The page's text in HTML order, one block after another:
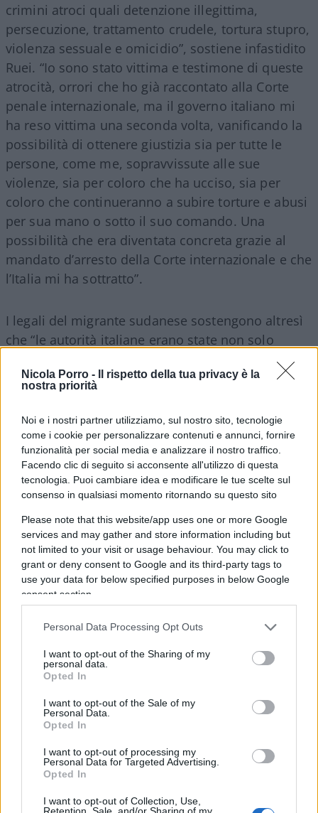
Nicola Porro -
Il rispetto della tua privacy è la
nostra priorità
Noi e i nostri partner utilizziamo, sul nostro sito, tecnologie
come i cookie per personalizzare contenuti e annunci, fornire
funzionalità per social media e analizzare il nostro traffico.
Facendo clic di seguito si acconsente all'utilizzo di questa
tecnologia. Puoi cambiare idea e modificare le tue scelte sul
consenso in qualsiasi momento ritornando su questo sito
Please note that this website/app uses one or more Google
services and may gather and store information including but
not limited to your visit or usage behaviour. You may click to
grant or deny consent to Google and its third-party tags to
use your data for below specified purposes in below Google
consent section.
Personal Data Processing Opt Outs
I want to opt-out of the Sharing of my
personal data.
Opted In
I want to opt-out of the Sale of my
Personal Data.
Opted In
I want to opt-out of processing my
Personal Data for Targeted Advertising.
Opted In
I want to opt-out of Collection, Use,
Retention, Sale, and/or Sharing of my
crimini atroci quali detenzione illegittima,
persecuzione, trattamento crudele, tortura stupro,
violenza sessuale e omicidio”, sostiene infastidito
Ruei. “Io sono stato vittima e testimone di queste
atrocità, orrori che ho già raccontato alla Corte
penale internazionale, ma il governo italiano mi
ha reso vittima una seconda volta, vanificando la
possibilità di ottenere giustizia sia per tutte le
persone, come me, sopravvissute alle sue
violenze, sia per coloro che ha ucciso, sia per
coloro che continueranno a subire torture e abusi
per sua mano o sotto il suo comando. Una
possibilità che era diventata concreta grazie al
mandato d’arresto della Corte internazionale e che
l’Italia mi ha sottratto”.
I legali del migrante sudanese sostengono altresì
che “le autorità italiane erano state non solo
opportunamente informate dell’operatività del
mandato di arresto, ma anche coinvolte in una
precedente attività di consultazione preventiva e
coordinamento volta proprio a garantire
l’adeguata ricezione della richiesta della Corte e la
sua attuazione”.
In pratica, secondo gli avvocati di Ruei, l’inerzia e
le condotte fraudolente diGiorgia Meloni,
Matteo PiantedosieCarlo Nordioavrebbero
consentito ad Almasri di sottrarsi alla giustizia e di
fare ritorno in patria. Ragion per cui, il migrante in
Experience, avrebbe deciso spontaneamente di
sporgere denuncia contro i principali esponenti
dell’esecutivo di centrodestra, rei, secondo lo
assicurare un feroce criminale alla Giustizia.
Attenzione però: perché, a ben guardare,
persistono almeno un paio di punti nella vicenda
sudanese che non possono fare a meno di